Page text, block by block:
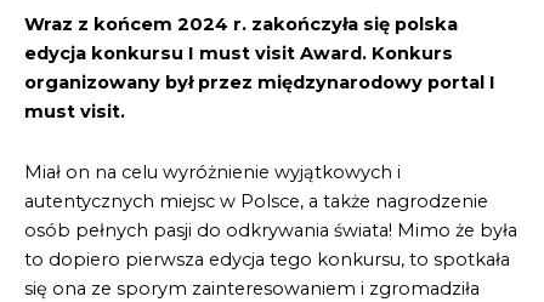
Wraz z końcem 2024 r. zakończyła się polska
edycja konkursu I must visit Award. Konkurs
organizowany był przez międzynarodowy portal I
must visit.
Miał on na celu wyróżnienie wyjątkowych i
autentycznych miejsc w Polsce, a także nagrodzenie
osób pełnych pasji do odkrywania świata! Mimo że była
to dopiero pierwsza edycja tego konkursu, to spotkała
się ona ze sporym zainteresowaniem i zgromadziła